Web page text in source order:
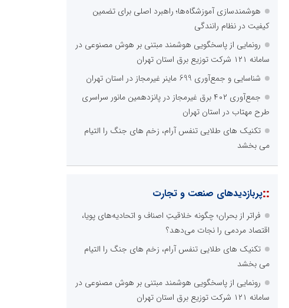
هوشمندسازی آموزشگاه‌ها؛ راهبرد اصلی برای تضمین
کیفیت در نظام رانندگی
رونمایی از پاسخگویی هوشمند مبتنی بر هوش مصنوعی در
سامانه ۱۲۱ شرکت توزیع برق استان تهران
شناسایی و جمع‌آوری 699 ماینر غیرمجاز در استان تهران
جمع‌آوری ۴۰۲ برق غیرمجاز در پانزدهمین مانور سراسری
طرح مهتاب در استان تهران
تکنیک های طلایی تنفس آرام، زخم های جنگ را التیام
می بخشد
::پربازدیدهای صنعت و تجارت
فراتر از بحران؛ چگونه خلاقیتِ اصناف و اتحادیه‌های پویا،
اقتصاد مردمی را نجات می‌دهد؟
تکنیک های طلایی تنفس آرام، زخم های جنگ را التیام
می بخشد
رونمایی از پاسخگویی هوشمند مبتنی بر هوش مصنوعی در
سامانه ۱۲۱ شرکت توزیع برق استان تهران